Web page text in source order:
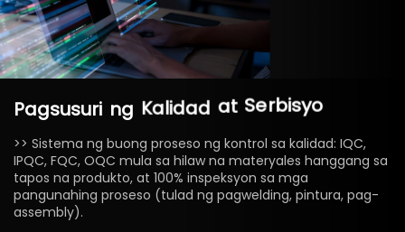
Pagsusuri ng Kalidad at Serbisyo
>> Sistema ng buong proseso ng kontrol sa kalidad: IQC,
IPQC, FQC, OQC mula sa hilaw na materyales hanggang sa
tapos na produkto, at 100% inspeksyon sa mga
pangunahing proseso (tulad ng pagwelding, pintura, pag-
assembly).